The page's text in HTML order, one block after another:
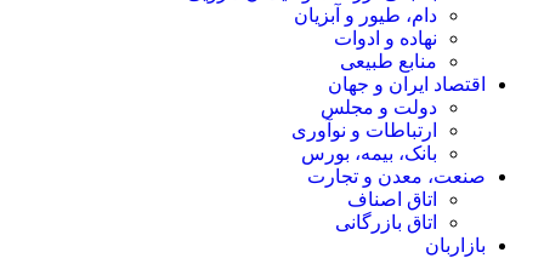
دام، طیور و آبزیان
نهاده و ادوات
منابع طبیعی
اقتصاد ایران و جهان
دولت و مجلس
ارتباطات و نوآوری
بانک، بیمه، بورس
صنعت، معدن و تجارت
اتاق اصناف
اتاق بازرگانی
بازاربان